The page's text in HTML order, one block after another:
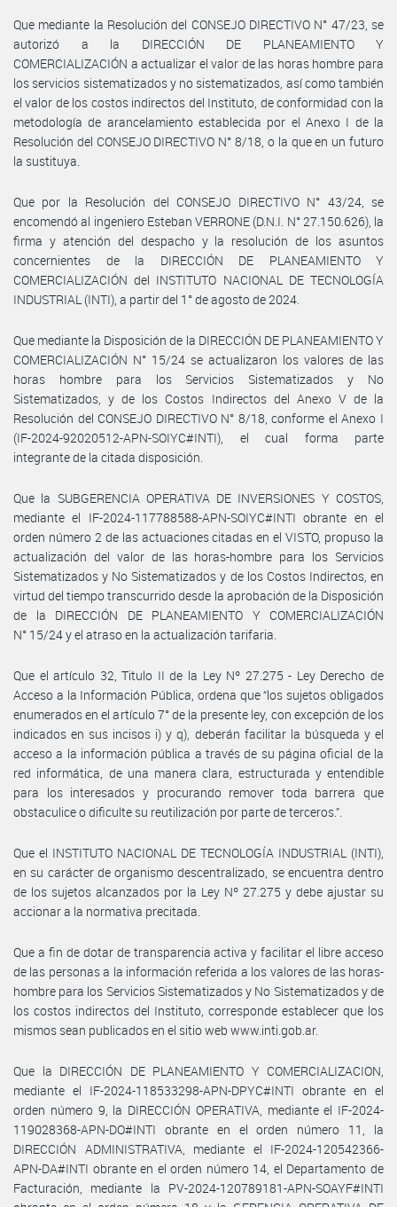
Que mediante la Resolución del CONSEJO DIRECTIVO N° 47/23, se
autorizó a la DIRECCIÓN DE PLANEAMIENTO Y
COMERCIALIZACIÓN a actualizar el valor de las horas hombre para
los servicios sistematizados y no sistematizados, así como también
el valor de los costos indirectos del Instituto, de conformidad con la
metodología de arancelamiento establecida por el Anexo I de la
Resolución del CONSEJO DIRECTIVO N° 8/18, o la que en un futuro
la sustituya.
Que por la Resolución del CONSEJO DIRECTIVO N° 43/24, se
encomendó al ingeniero Esteban VERRONE (D.N.I. N° 27.150.626), la
firma y atención del despacho y la resolución de los asuntos
concernientes de la DIRECCIÓN DE PLANEAMIENTO Y
COMERCIALIZACIÓN del INSTITUTO NACIONAL DE TECNOLOGÍA
INDUSTRIAL (INTI), a partir del 1° de agosto de 2024.
Que mediante la Disposición de la DIRECCIÓN DE PLANEAMIENTO Y
COMERCIALIZACIÓN N° 15/24 se actualizaron los valores de las
horas hombre para los Servicios Sistematizados y No
Sistematizados, y de los Costos Indirectos del Anexo V de la
Resolución del CONSEJO DIRECTIVO N° 8/18, conforme el Anexo I
(IF-2024-92020512-APN-SOIYC#INTI), el cual forma parte
integrante de la citada disposición.
Que la SUBGERENCIA OPERATIVA DE INVERSIONES Y COSTOS,
mediante el IF-2024-117788588-APN-SOIYC#INTI obrante en el
orden número 2 de las actuaciones citadas en el VISTO, propuso la
actualización del valor de las horas-hombre para los Servicios
Sistematizados y No Sistematizados y de los Costos Indirectos, en
virtud del tiempo transcurrido desde la aprobación de la Disposición
de la DIRECCIÓN DE PLANEAMIENTO Y COMERCIALIZACIÓN
N° 15/24 y el atraso en la actualización tarifaria.
Que el artículo 32, Titulo II de la Ley Nº 27.275 - Ley Derecho de
Acceso a la Información Pública, ordena que “los sujetos obligados
enumerados en el artículo 7° de la presente ley, con excepción de los
indicados en sus incisos i) y q), deberán facilitar la búsqueda y el
acceso a la información pública a través de su página oficial de la
red informática, de una manera clara, estructurada y entendible
para los interesados y procurando remover toda barrera que
obstaculice o dificulte su reutilización por parte de terceros.”.
Que el INSTITUTO NACIONAL DE TECNOLOGÍA INDUSTRIAL (INTI),
en su carácter de organismo descentralizado, se encuentra dentro
de los sujetos alcanzados por la Ley Nº 27.275 y debe ajustar su
accionar a la normativa precitada.
Que a fin de dotar de transparencia activa y facilitar el libre acceso
de las personas a la información referida a los valores de las horas-
hombre para los Servicios Sistematizados y No Sistematizados y de
los costos indirectos del Instituto, corresponde establecer que los
mismos sean publicados en el sitio web www.inti.gob.ar.
Que la DIRECCIÓN DE PLANEAMIENTO Y COMERCIALIZACION,
mediante el IF-2024-118533298-APN-DPYC#INTI obrante en el
orden número 9, la DIRECCIÓN OPERATIVA, mediante el IF-2024-
119028368-APN-DO#INTI obrante en el orden número 11, la
DIRECCIÓN ADMINISTRATIVA, mediante el IF-2024-120542366-
APN-DA#INTI obrante en el orden número 14, el Departamento de
Facturación, mediante la PV-2024-120789181-APN-SOAYF#INTI